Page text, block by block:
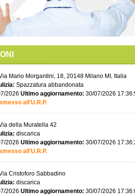
Mario Morgantini, 18, 20148 Milano MI, Italia
Spazzatura abbandonata
2026 Ultimo aggiornamento: 30/07/2026
all'U.R.P.
della Muratella 42
discarica
2026 Ultimo aggiornamento: 30/07/2026
all'U.R.P.
Cristoforo Sabbadino
discarica
2026 Ultimo aggiornamento: 30/07/2026